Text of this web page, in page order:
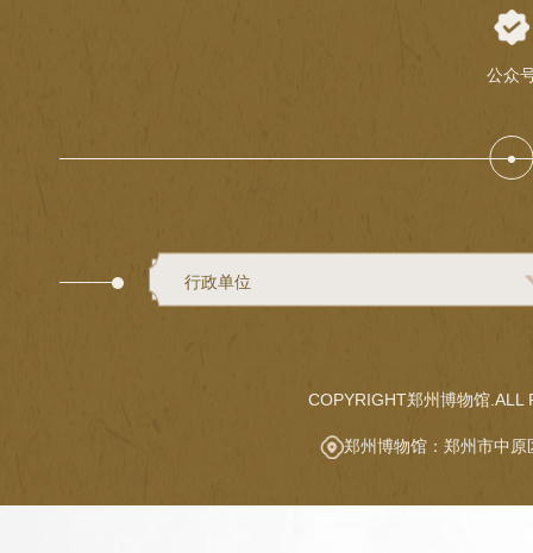
公众
行政单位
COPYRIGHT郑州博物馆.ALL
郑州博物馆：郑州市中原